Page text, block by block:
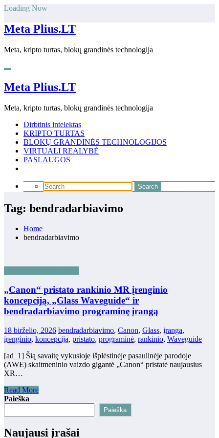
Skip
content
Loading Now
Meta Plius.LT
Meta, kripto turtas, blokų grandinės technologija
Meta Plius.LT
Meta, kripto turtas, blokų grandinės technologija
Dirbtinis intelektas
KRIPTO TURTAS
BLOKŲ GRANDINĖS TECHNOLOGIJOS
VIRTUALI REALYBĖ
PASLAUGOS
Tag: bendradarbiavimo
Home
bendradarbiavimo
„Canon“ pristato rankinio MR įrenginio
koncepciją, „Glass Waveguide“ ir
bendradarbiavimo programinę įrangą
18 birželio, 2026 bendradarbiavimo, Canon, Glass, įranga,
įrenginio, koncepciją, pristato, programinė, rankinio, Waveguide
[ad_1] Šią savaitę vykusioje išplėstinėje pasaulinėje parodoje
(AWE) skaitmeninio vaizdo gigantė „Canon“ pristatė naujausius
XR…
Read More
Paieška
Paieška
Naujausi įrašai